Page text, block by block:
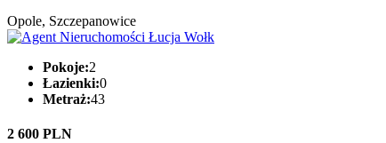
Opole, Szczepanowice
Pokoje:2
Łazienki:0
Metraż:43
2 600 PLN